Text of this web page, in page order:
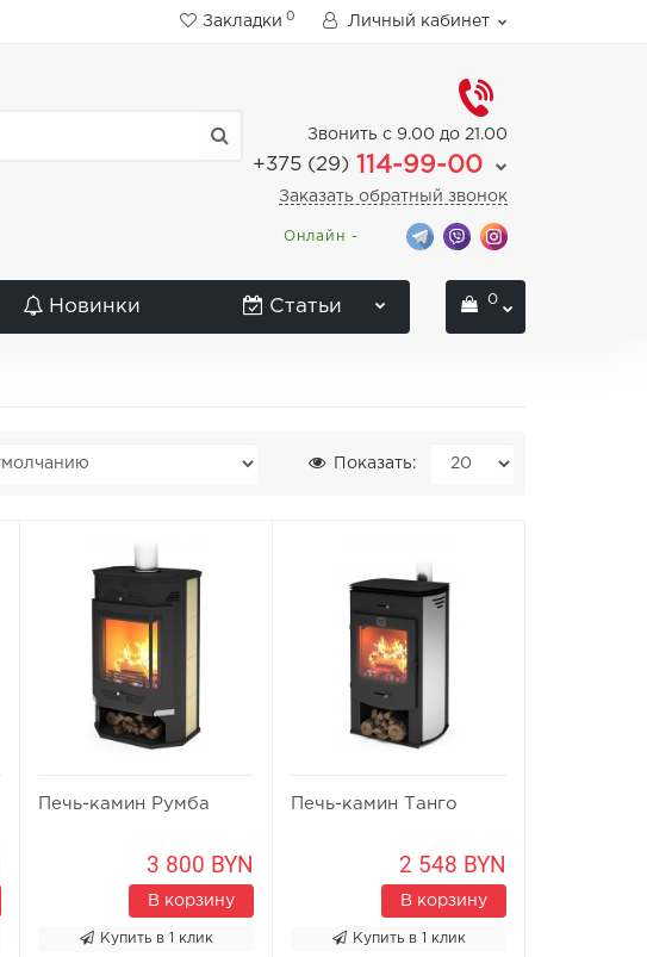
Закладки 0 Личный кабинет
Звонить с 9.00 до 21.00
+375 (29) 114-99-00
Заказать обратный звонок
Онлайн -
Новинки Статьи 0
Показать:
Печь-камин Румба
3 800 BYN
В корзину
Купить в 1 клик
Печь-камин Танго
2 548 BYN
В корзину
Купить в 1 клик